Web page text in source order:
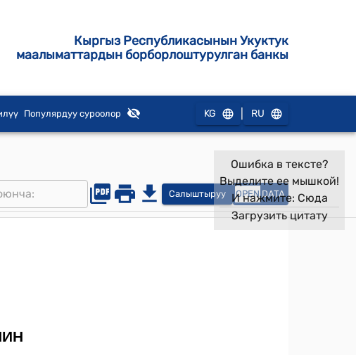
Кыргыз Республикасынын Укуктук
маалыматтардын борборлоштурулган банкы
Популярдуу суроолор KG RU
Салыштыруу OPEN DATA
Ошибка в тексте?
Выделите ее мышкой!
И нажмите: Сюда
Загрузить цитату